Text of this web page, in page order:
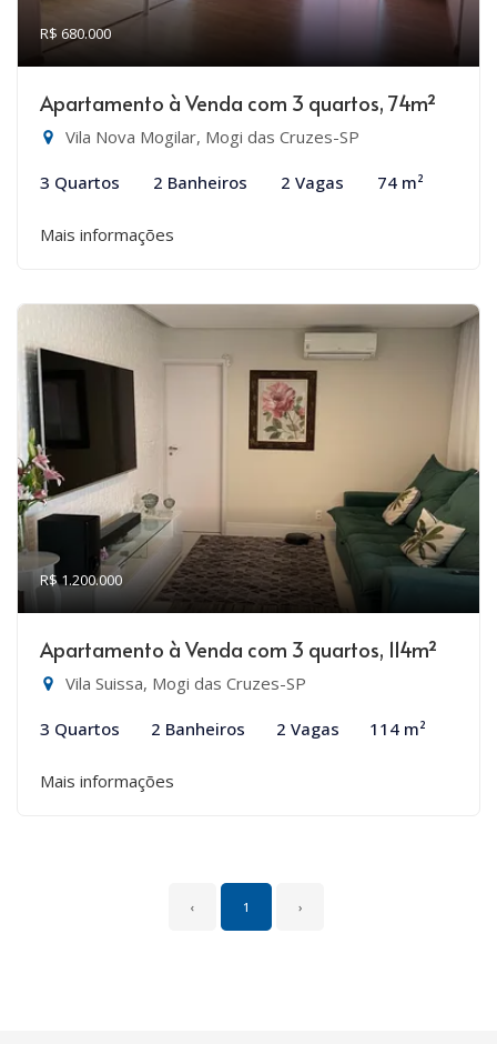
R$ 680.000
Apartamento à Venda com 3 quartos, 74m²
Vila Nova Mogilar, Mogi das Cruzes-SP
3 Quartos 2 Banheiros 2 Vagas 74 m²
Mais informações
R$ 1.200.000
Apartamento à Venda com 3 quartos, 114m²
Vila Suissa, Mogi das Cruzes-SP
3 Quartos 2 Banheiros 2 Vagas 114 m²
Mais informações
‹ 1 ›